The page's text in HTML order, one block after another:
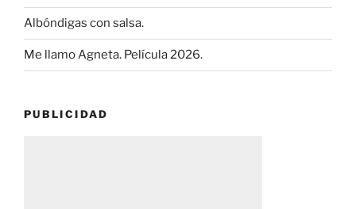
Albóndigas con salsa.
Me llamo Agneta. Película 2026.
PUBLICIDAD